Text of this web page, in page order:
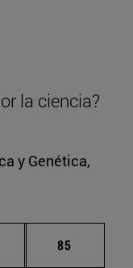
la ciencia?
y Genética,
Páginas intermedias
Página
85